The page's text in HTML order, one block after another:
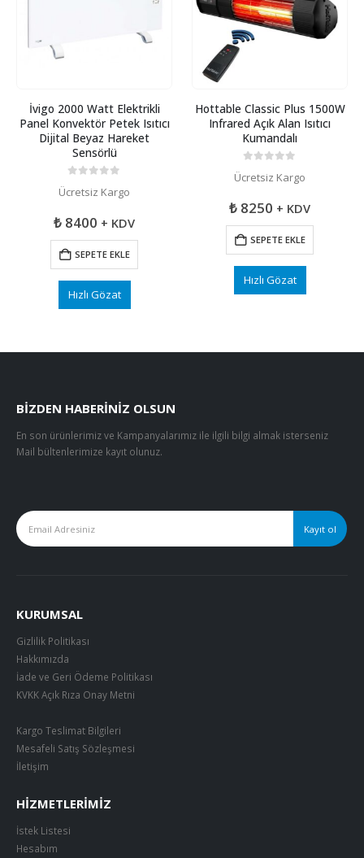
İvigo 2000 Watt Elektrikli
Panel Konvektör Petek Isıtıcı
Dijital Beyaz Hareket
Sensörlü
Ücretsiz Kargo
₺ 8400 + KDV
SEPETE EKLE
Hızlı Gözat
Hottable Classic Plus 1500W
Infrared Açık Alan Isıtıcı
Kumandalı
Ücretsiz Kargo
₺ 8250 + KDV
SEPETE EKLE
Hızlı Gözat
BIZDEN HABERINIZ OLSUN
En son ürünlerimiz ve Kampanyalarımız ile ilgili bilgi almak isterseniz
Mail bültenlerimize kayıt olunuz.
KURUMSAL
Gizlilik Politikası
Hakkımızda
İade ve Geri Ödeme Politikası
KVKK Açık Rıza Onay Metni
Kargo Teslimat Bilgileri
Mesafeli Satış Sözleşmesi
İletişim
HIZMETLERIMIZ
İstek Listesi
Hesabım